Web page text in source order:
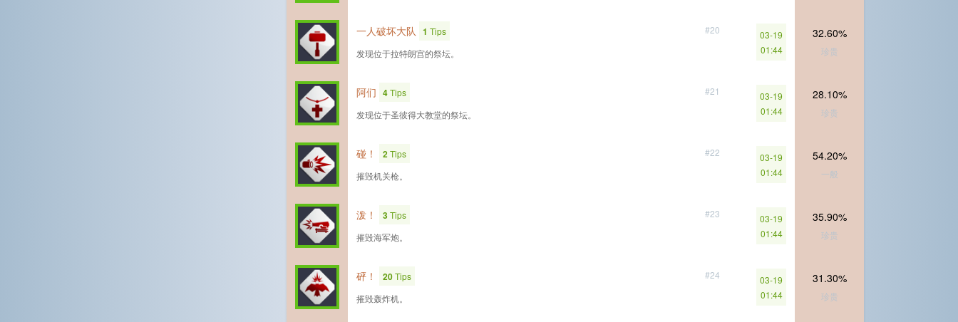
#20
一人破坏大队 1 Tips
发现位于拉特朗宫的祭坛。
03-19
01:44
32.60%
珍贵
#21
阿们 4Tips
发现位于圣彼得大教堂的祭坛。
03-19
01:44
28.10%
珍贵
#22
碰！ 2Tips
摧毁机关枪。
03-19
01:44
54.20%
一般
#23
泼！ 3Tips
摧毁海军炮。
03-19
01:44
35.90%
珍贵
#24
砰！ 20Tips
摧毁轰炸机。
03-19
01:44
31.30%
珍贵